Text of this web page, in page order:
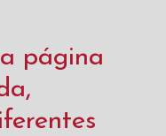
página